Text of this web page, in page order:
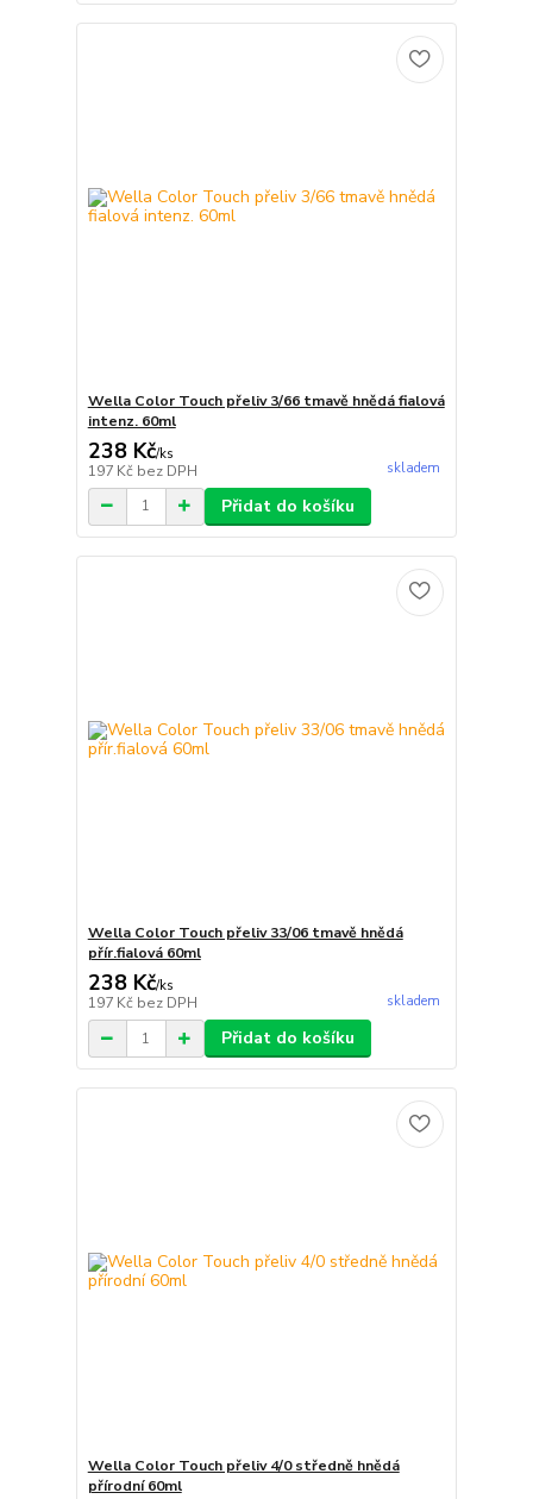
Wella Color Touch přeliv 3/66 tmavě hnědá fialová
intenz. 60ml
238 Kč/ks
197 Kč bez DPH skladem
Přidat do košíku
Wella Color Touch přeliv 33/06 tmavě hnědá
přír.fialová 60ml
238 Kč/ks
197 Kč bez DPH skladem
Přidat do košíku
Wella Color Touch přeliv 4/0 středně hnědá
přírodní 60ml